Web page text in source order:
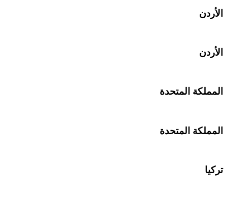
الأردن
الأردن
المملكة المتحدة
المملكة المتحدة
تركيا